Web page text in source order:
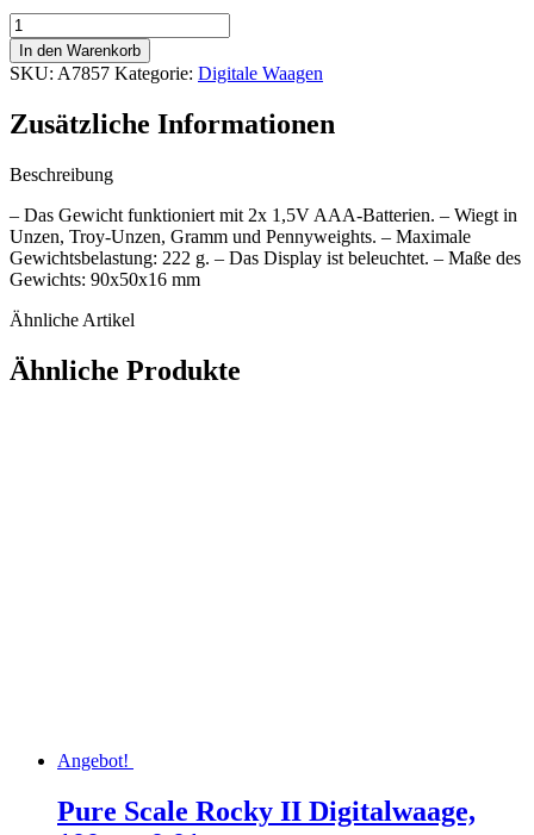
Digitale
Waage
Proscale
222g/0,1g
In den Warenkorb
SKU: A7857 Kategorie: Digitale Waagen
Zusätzliche Informationen
Beschreibung
– Das Gewicht funktioniert mit 2x 1,5V AAA-Batterien. – Wiegt in
Unzen, Troy-Unzen, Gramm und Pennyweights. – Maximale
Gewichtsbelastung: 222 g. – Das Display ist beleuchtet. – Maße des
Gewichts: 90x50x16 mm
Ähnliche Artikel
Ähnliche Produkte
Angebot!
Pure Scale Rocky II Digitalwaage,